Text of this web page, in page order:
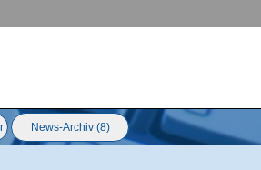
News-Archiv (8)